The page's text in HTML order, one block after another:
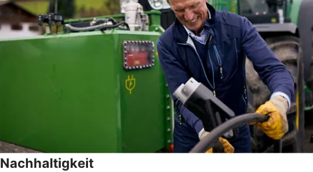
Nachhaltigkeit